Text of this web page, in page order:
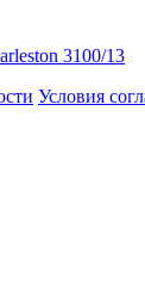
3100/13
Условия